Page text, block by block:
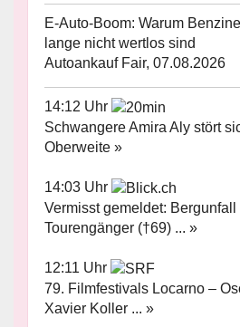
E-Auto-Boom: Warum
lange nicht wertlos sind
Autoankauf Fair, 07.08.2026
14:12 Uhr
Schwangere Amira Aly stört
Oberweite »
14:03 Uhr
Vermisst gemeldet: Bergunfall
Tourengänger (†69) ... »
12:11 Uhr
79. Filmfestivals Locarno –
Xavier Koller ... »